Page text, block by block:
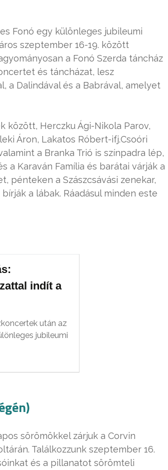
Fonó egy különleges jubileumi
szeptember 16-19. között
a Fonó Szerda táncház
és táncházat, lesz
a Dalindával és a Babrával, amelyet
között, Herczku Ági-Nikola Parov,
Áron, Lakatos Róbert-ifj.Csoóri
a Branka Trió is színpadra lép,
a Karaván Família és barátai várják a
pénteken a Szászcsávási zenekar,
a lábak. Ráadásul minden este
indít a
után az
jubileumi
sörömökkel zárjuk a Corvin
Találkozzunk szeptember 16.
és a pillanatot sörömteli